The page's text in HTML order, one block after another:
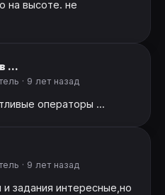
на высоте. не
...
· 9 лет назад
операторы ...
· 9 лет назад
задания интересные,но